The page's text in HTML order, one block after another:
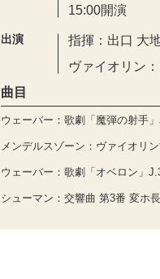
15:00開演
出演
指揮：出口 大
ヴァイオリン
曲目
ウェーバー：歌劇「魔弾の射手
メンデルスゾーン：ヴァイオリ
ウェーバー：歌劇「オベロン」
シューマン：交響曲 第3番 変ホ